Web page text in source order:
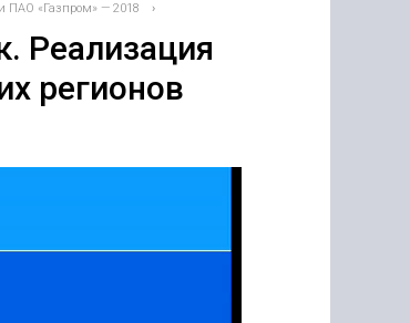
ПАО «Газпром» — 2018 ›
Реализация
регионов